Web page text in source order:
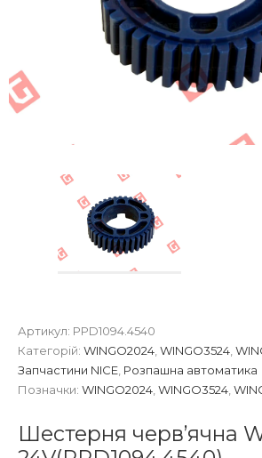
Артикул: PPD1094.4540
Категорій: WINGO2024 WINGO3524
Запчастини NICE Розпашна автоматика
Позначки: WINGO2024 WINGO3524
Шестерня черв’ячна